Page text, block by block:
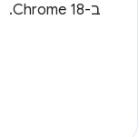
ב-Chrome 18.